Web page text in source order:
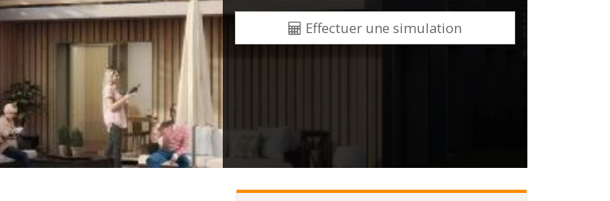
Effectuer une simulation